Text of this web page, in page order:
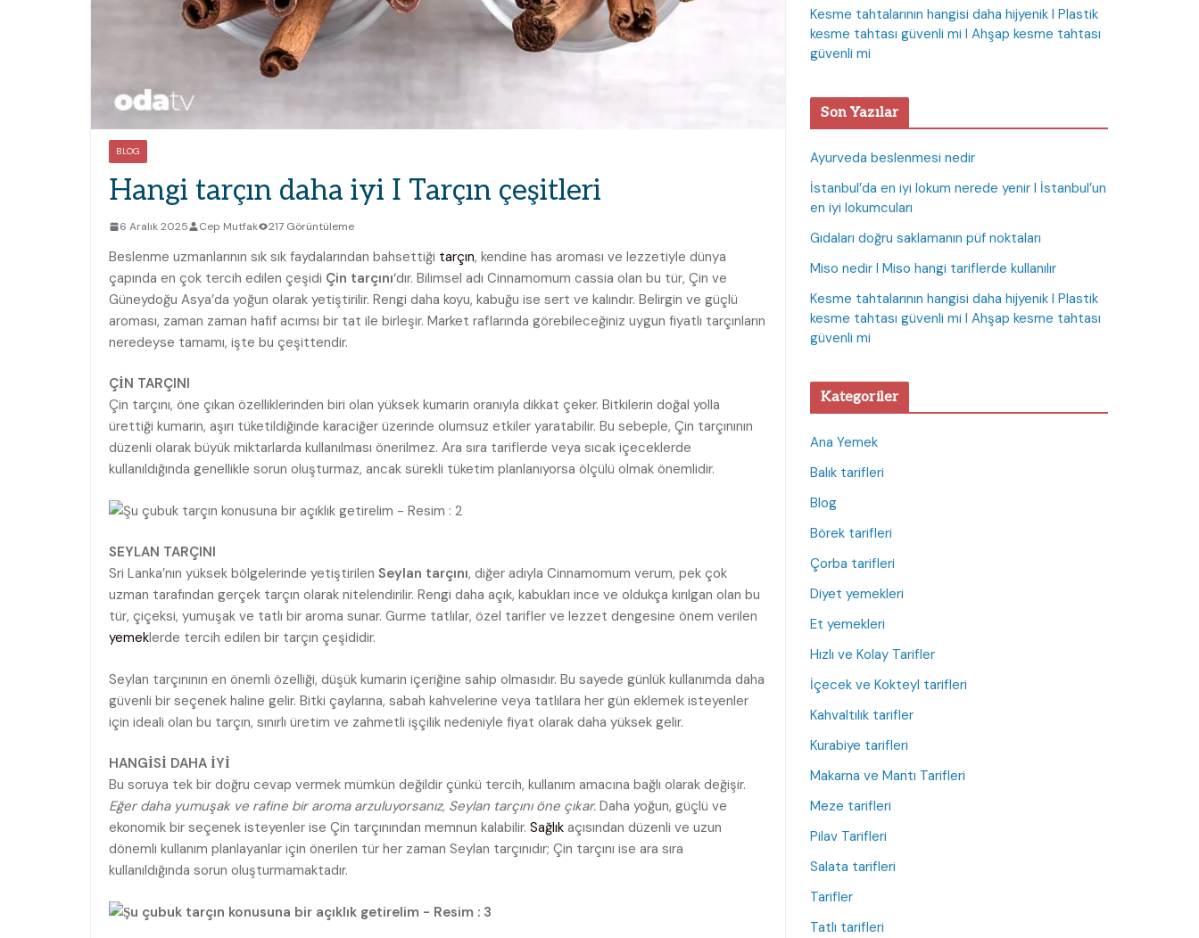
BLOG
Hangi tarçın daha iyi I Tarçın çeşitleri
6 Aralık 2025 Cep Mutfak 217 Görüntüleme
Beslenme uzmanlarının sık sık faydalarından bahsettiği tarçın, kendine has aroması ve lezzetiyle dünya
çapında en çok tercih edilen çeşidi Çin tarçını‘dır. Bilimsel adı Cinnamomum cassia olan bu tür, Çin ve
Güneydoğu Asya’da yoğun olarak yetiştirilir. Rengi daha koyu, kabuğu ise sert ve kalındır. Belirgin ve güçlü
aroması, zaman zaman hafif acımsı bir tat ile birleşir. Market raflarında görebileceğiniz uygun fiyatlı tarçınların
neredeyse tamamı, işte bu çeşittendir.
ÇİN TARÇINI
Çin tarçını, öne çıkan özelliklerinden biri olan yüksek kumarin oranıyla dikkat çeker. Bitkilerin doğal yolla
ürettiği kumarin, aşırı tüketildiğinde karaciğer üzerinde olumsuz etkiler yaratabilir. Bu sebeple, Çin tarçınının
düzenli olarak büyük miktarlarda kullanılması önerilmez. Ara sıra tariflerde veya sıcak içeceklerde
kullanıldığında genellikle sorun oluşturmaz, ancak sürekli tüketim planlanıyorsa ölçülü olmak önemlidir.
SEYLAN TARÇINI
Sri Lanka’nın yüksek bölgelerinde yetiştirilen Seylan tarçını, diğer adıyla Cinnamomum verum, pek çok
uzman tarafından gerçek tarçın olarak nitelendirilir. Rengi daha açık, kabukları ince ve oldukça kırılgan olan bu
tür, çiçeksi, yumuşak ve tatlı bir aroma sunar. Gurme tatlılar, özel tarifler ve lezzet dengesine önem verilen
yemeklerde tercih edilen bir tarçın çeşididir.
Seylan tarçınının en önemli özelliği, düşük kumarin içeriğine sahip olmasıdır. Bu sayede günlük kullanımda daha
güvenli bir seçenek haline gelir. Bitki çaylarına, sabah kahvelerine veya tatlılara her gün eklemek isteyenler
için ideali olan bu tarçın, sınırlı üretim ve zahmetli işçilik nedeniyle fiyat olarak daha yüksek gelir.
HANGİSİ DAHA İYİ
Bu soruya tek bir doğru cevap vermek mümkün değildir çünkü tercih, kullanım amacına bağlı olarak değişir.
Eğer daha yumuşak ve rafine bir aroma arzuluyorsanız, Seylan tarçını öne çıkar. Daha yoğun, güçlü ve
ekonomik bir seçenek isteyenler ise Çin tarçınından memnun kalabilir. Sağlık açısından düzenli ve uzun
dönemli kullanım planlayanlar için önerilen tür her zaman Seylan tarçınıdır; Çin tarçını ise ara sıra
kullanıldığında sorun oluşturmamaktadır.
Kesme tahtalarının hangisi daha hijyenik I Plastik
kesme tahtası güvenli mi I Ahşap kesme tahtası
güvenli mi
Son Yazılar
Ayurveda beslenmesi nedir
İstanbul’da en iyi lokum nerede yenir I İstanbul’un
en iyi lokumcuları
Gıdaları doğru saklamanın püf noktaları
Miso nedir I Miso hangi tariflerde kullanılır
Kesme tahtalarının hangisi daha hijyenik I Plastik
kesme tahtası güvenli mi I Ahşap kesme tahtası
güvenli mi
Kategoriler
Ana Yemek
Balık tarifleri
Blog
Börek tarifleri
Çorba tarifleri
Diyet yemekleri
Et yemekleri
Hızlı ve Kolay Tarifler
İçecek ve Kokteyl tarifleri
Kahvaltılık tarifler
Kurabiye tarifleri
Makarna ve Mantı Tarifleri
Meze tarifleri
Pilav Tarifleri
Salata tarifleri
Tarifler
Tatlı tarifleri